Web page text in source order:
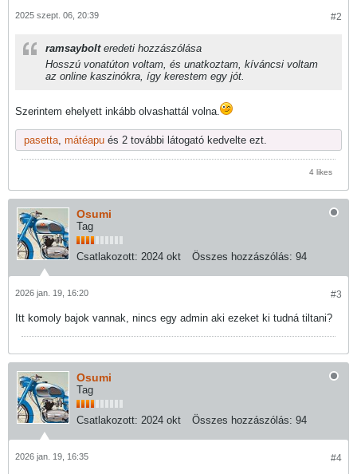
#2
2025 szept. 06, 20:39
ramsaybolt eredeti hozzászólása
Hosszú vonatúton voltam, és unatkoztam, kíváncsi voltam
az online kaszinókra, így kerestem egy jót.
Szerintem ehelyett inkább olvashattál volna.
pasetta, mátéapu és 2 további látogató kedvelte ezt.
4 likes
Osumi
Tag
Csatlakozott: 2024 okt Összes hozzászólás: 94
#3
2026 jan. 19, 16:20
Itt komoly bajok vannak, nincs egy admin aki ezeket ki tudná tiltani?
Osumi
Tag
Csatlakozott: 2024 okt Összes hozzászólás: 94
#4
2026 jan. 19, 16:35